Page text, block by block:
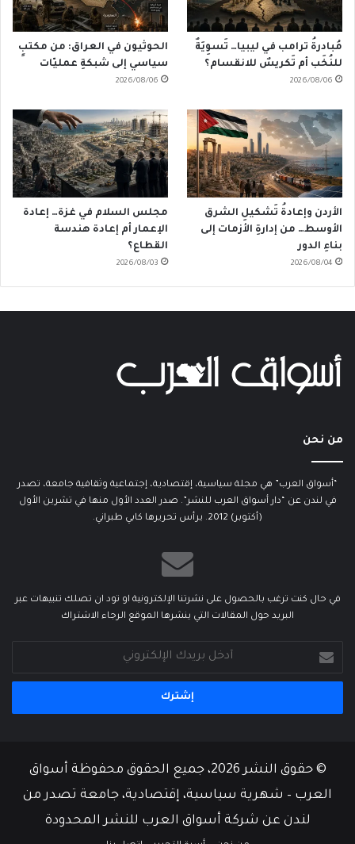
مُبادرةُ ترامب في ليبيا… تَسوِيَةٌ
للنُخَب أم تَكريسٌ للانقسام؟
2026/08/06
الحوثيون في العراق: من مكتبٍ
سياسي إلى شبكةِ عمليّات
2026/08/06
الأردن وإعادةُ تَشكيلِ الشرق
الأوسط… من إدارةِ الأزمات إلى
بناءِ الدور
2026/08/04
مجلس السلام في غزة… إعادة
الإعمار أم إعادة هندسة
القطاع؟
2026/08/03
من نحن
“أسواق العرب” هي مجلة سياسية، إقتصادية، إجتماعية وثقافية جامعة، تصدر
في لندن عن “دار أسواق العرب للنشر”. صدر العدد الأول منها في تشرين الأول
(أكتوبر) 2012. يرأس تحريرها كابي طبراني.
في حال كنت ترغب بالحصول على نشرتنا الإلكترونية او تود ان تصلك تنبيهات عبر
البريد حول المقالات التي ينشرها الموقع الرجاء الاشتراك
بريدك
الإلكتروني
© حقوق النشر 2026، جميع الحقوق محفوظة أسواق
العرب – شهرية سياسية، إقتصادية، جامعة تصدر من
لندن عن شركة أسواق العرب للنشر المحدودة